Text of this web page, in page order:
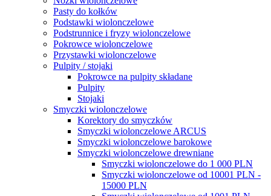
Pasty do kołków
Podstawki wiolonczelowe
Podstrunnice i fryzy wiolonczelowe
Pokrowce wiolonczelowe
Przystawki wiolonczelowe
Pulpity / stojaki
Pokrowce na pulpity składane
Pulpity
Stojaki
Smyczki wiolonczelowe
Korektory do smyczków
Smyczki wiolonczelowe ARCUS
Smyczki wiolonczelowe barokowe
Smyczki wiolonczelowe drewniane
Smyczki wiolonczelowe do 1 000 PLN
Smyczki wiolonczelowe od 10001 PLN -
15000 PLN